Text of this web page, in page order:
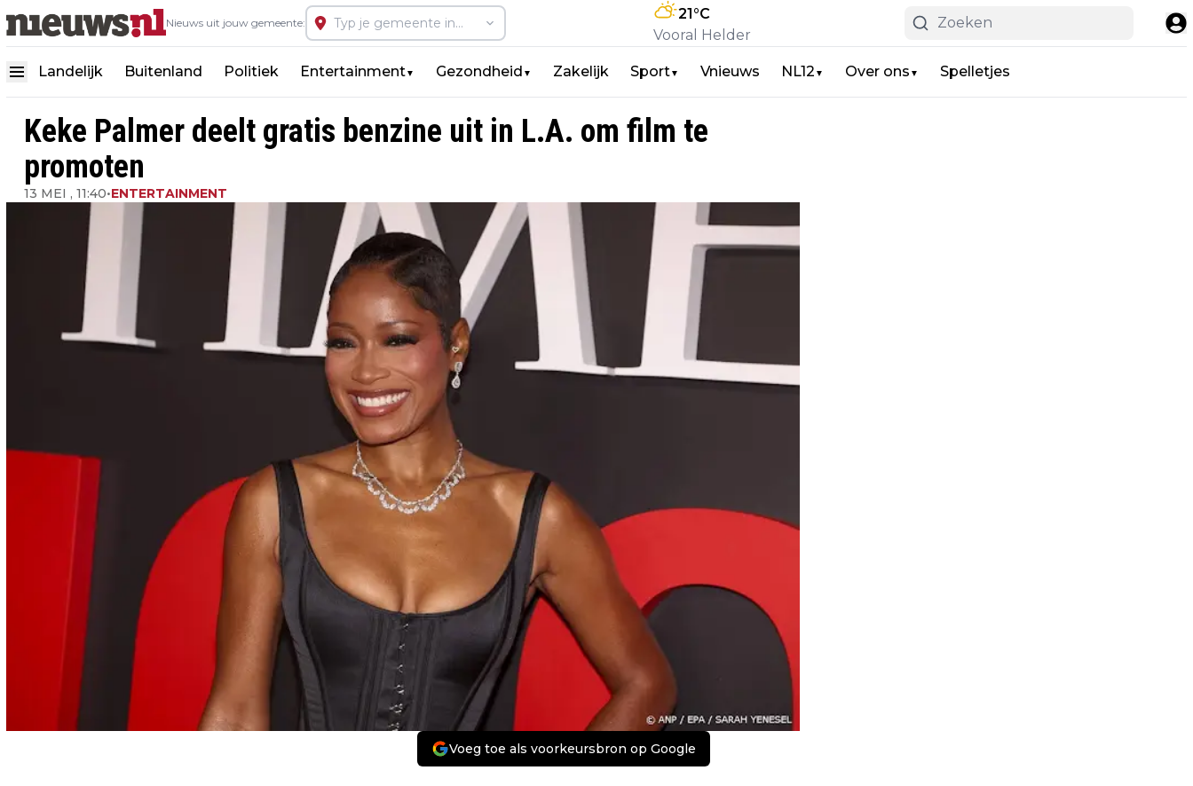
Nieuws uit jouw gemeente:
21°C
Vooral Helder
Landelijk Buitenland Politiek Entertainment▼ Gezondheid ▼ Zakelijk Sport▼ Vnieuws NL12 ▼ Over ons ▼ Spelletjes
Keke Palmer deelt gratis benzine uit in L.A. om film te
promoten
13 MEI , 11:40•ENTERTAINMENT
Voeg toe als voorkeursbron op Google